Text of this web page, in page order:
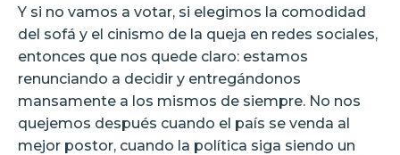
Y si no vamos a votar, si elegimos la comodidad
del sofá y el cinismo de la queja en redes sociales,
entonces que nos quede claro: estamos
renunciando a decidir y entregándonos
mansamente a los mismos de siempre. No nos
quejemos después cuando el país se venda al
mejor postor, cuando la política siga siendo un